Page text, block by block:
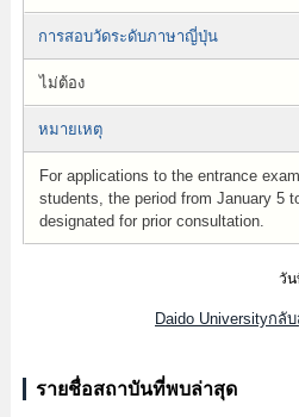
การสอบวัดระดับภาษาญี่ปุ่น
ไม่ต้อง
หมายเหตุ
For applications to the entrance
students, the period from January 5
designated for prior consultation.
วัน
Daido Universityกลั
รายชื่อสถาบันที่พบล่าสุด